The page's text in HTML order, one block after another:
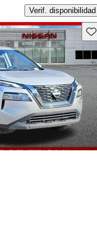
Verif. disponibilidad